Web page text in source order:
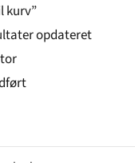
kurv”
opdateret